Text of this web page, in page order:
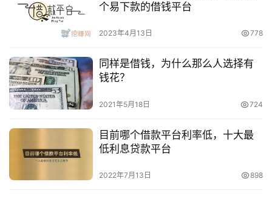
个易下款的借钱平台
2023年4月13日 778
同样是借钱，为什么那么人选择有
钱花？
2021年5月18日 724
目前哪个借款平台利率低，十大最
低利息贷款平台
2022年7月13日 898